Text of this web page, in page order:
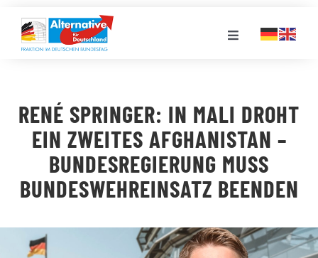
Inhalt
springen
Toggle
LANDESGRUPPEN
VERANSTALTUNGEN
RENÉ SPRINGER: IN MALI DROHT
EIN ZWEITES AFGHANISTAN –
BUNDESREGIERUNG MUSS
BUNDESWEHREINSATZ BEENDEN